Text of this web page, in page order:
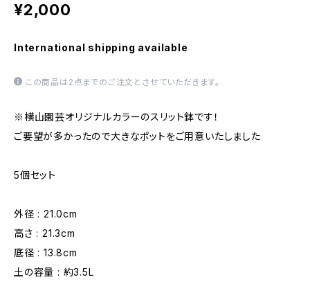
¥2,000
International shipping available
この商品は2点までのご注文とさせていただきます。
※横山園芸オリジナルカラーのスリット鉢です！
ご要望が多かったので大きなポットをご用意いたしました
5個セット
外径 : 21.0cm
高さ : 21.3cm
底径 : 13.8cm
土の容量 : 約3.5L